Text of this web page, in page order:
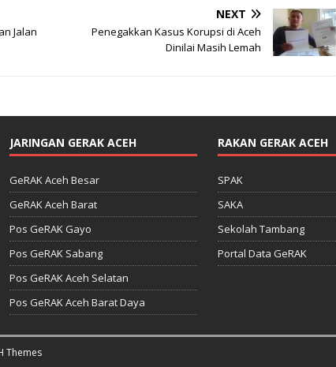
Jalan
NEXT
Penegakkan Kasus Korupsi di Aceh
Dinilai Masih Lemah
JARINGAN GERAK ACEH
GeRAK Aceh Besar
GeRAK Aceh Barat
Pos GeRAK Gayo
Pos GeRAK Sabang
Pos GeRAK Aceh Selatan
Pos GeRAK Aceh Barat Daya
RAKAN GERAK ACEH
SPAK
SAKA
Sekolah Tambang
Portal Data GeRAK
Themes